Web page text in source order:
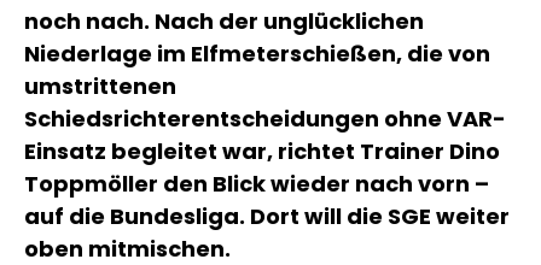
noch nach. Nach der unglücklichen
Niederlage im Elfmeterschießen, die von
umstrittenen
Schiedsrichterentscheidungen ohne VAR-
Einsatz begleitet war, richtet Trainer Dino
Toppmöller den Blick wieder nach vorn –
auf die Bundesliga. Dort will die SGE weiter
oben mitmischen.